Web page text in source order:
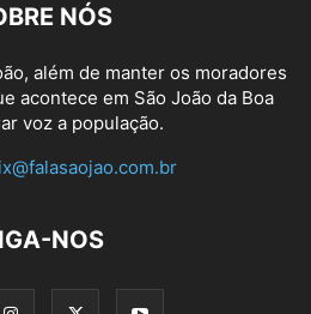
NÓS
além de manter os moradores
acontece em São João da Boa
voz a população.
NOS